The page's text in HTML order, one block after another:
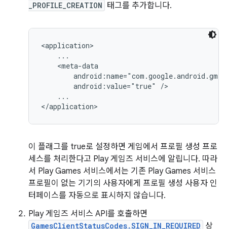
_PROFILE_CREATION 태그를 추가합니다.
<application>
    ...
    <meta-data
        android:value="true" />
    ...
이 플래그를 true로 설정하면 게임에서 프로필 생성 프로
세스를 처리한다고 Play 게임즈 서비스에 알립니다. 따라
서 Play Games 서비스에서는 기존 Play Games 서비스
프로필이 없는 기기의 사용자에게 프로필 생성 사용자 인
터페이스를 자동으로 표시하지 않습니다.
Play 게임즈 서비스 API를 호출하면
GamesClientStatusCodes.SIGN_IN_REQUIRED 상